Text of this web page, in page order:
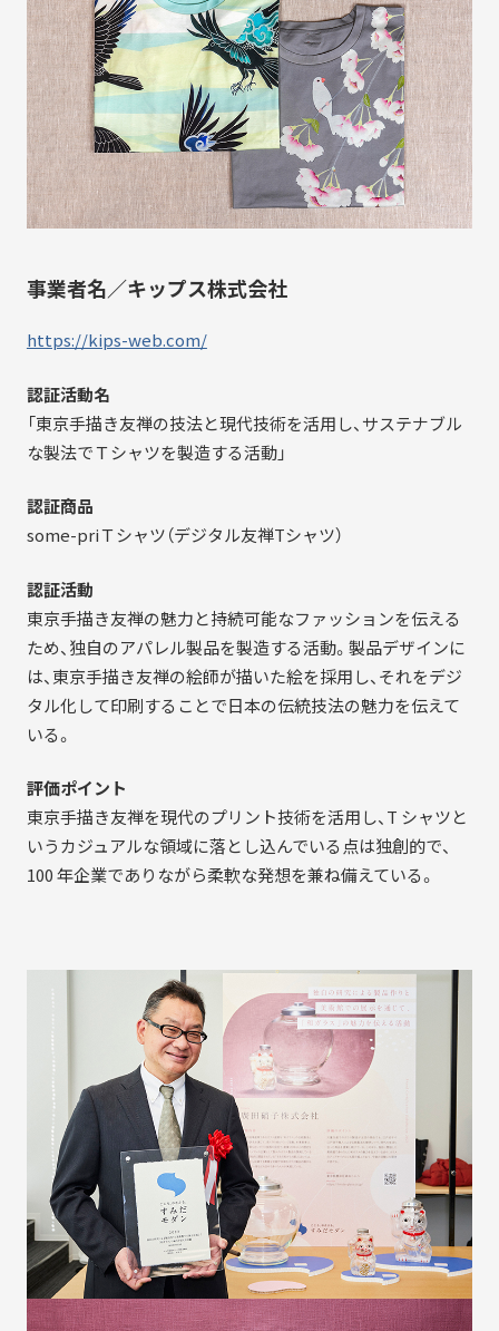
事業者名／キップス株式会社
https://kips-web.com/
認証活動名
「東京手描き友禅の技法と現代技術を活用し、サステナブル
な製法でＴシャツを製造する活動」
認証商品
some-priＴシャツ（デジタル友禅Tシャツ）
認証活動
東京手描き友禅の魅力と持続可能なファッションを伝える
ため、独自のアパレル製品を製造する活動。製品デザインに
は、東京手描き友禅の絵師が描いた絵を採用し、それをデジ
タル化して印刷することで日本の伝統技法の魅力を伝えて
いる。
評価ポイント
東京手描き友禅を現代のプリント技術を活用し、T シャツと
いうカジュアルな領域に落とし込んでいる点は独創的で、
100 年企業でありながら柔軟な発想を兼ね備えている。